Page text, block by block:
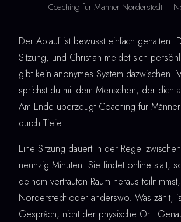
Coaching für Männer Norderstedt –
Der Ablauf ist bewusst einfach gehalten.
Sitzung, und Christian meldet sich
gibt kein anonymes System dazwischen.
sprichst du mit dem Menschen, der dich
Am Ende überzeugt Coaching für
durch Tiefe.
Eine Sitzung dauert in der Regel
neunzig Minuten. Sie findet online statt,
deinem vertrauten Raum heraus
Norderstedt oder anderswo. Was zählt,
Gespräch, nicht der physische Ort.